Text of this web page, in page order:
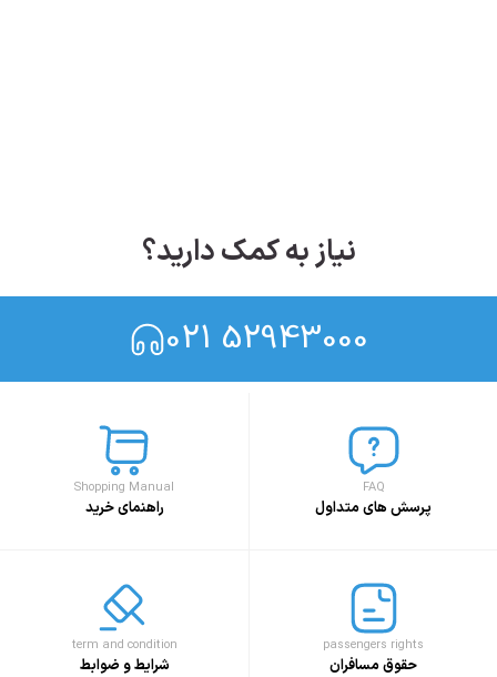
نیاز به کمک دارید؟
021 52943000
FAQ
پرسش های متداول
Shopping Manual
راهنمای خرید
passengers rights
حقوق مسافران
term and condition
شرایط و ضوابط